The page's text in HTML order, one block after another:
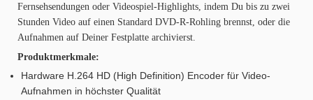
Fernsehsendungen oder Videospiel-Highlights, indem Du bis zu zwei
Stunden Video auf einen Standard DVD-R-Rohling brennst, oder die
Aufnahmen auf Deiner Festplatte archivierst.
Produktmerkmale:
Hardware H.264 HD (High Definition) Encoder für Video-
Aufnahmen in höchster Qualität